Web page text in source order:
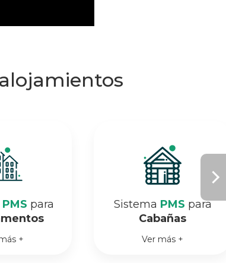
PMS para
+
Sistema PMS para
Cabañas
Ver más +